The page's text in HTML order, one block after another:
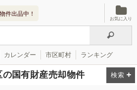
物件出品中！
お気に入り
カレンダー 市区町村 ランキング
国有財産売却物件